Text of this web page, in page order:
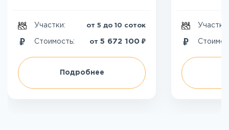
Участки: от 5 до 10 соток
Стоимость: от 5 672 100 ₽
Подробнее
Участки: